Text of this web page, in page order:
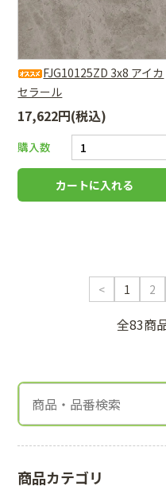
FJG10125ZD 3x8 アイカ
セラール
17,622円(税込)
購入数
< 1 2
全83商
商品カテゴリ